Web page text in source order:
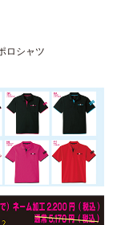
ロシャツ